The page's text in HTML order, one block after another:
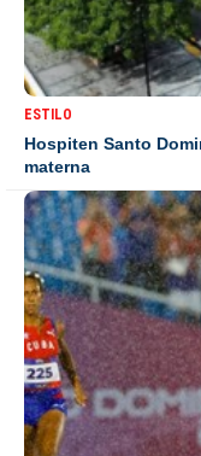
ESTILO
Hospiten Santo
materna